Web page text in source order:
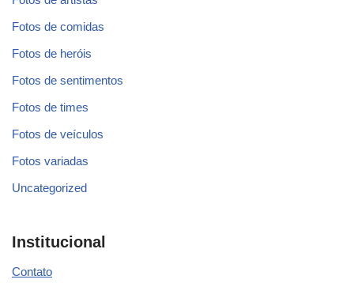
Fotos de comidas
Fotos de heróis
Fotos de sentimentos
Fotos de times
Fotos de veículos
Fotos variadas
Uncategorized
Institucional
Contato